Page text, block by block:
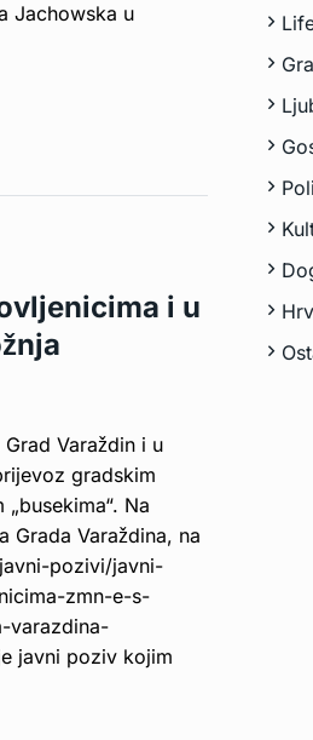
Jachowska u
i u
Varaždin i u
gradskim
Na
Grada Varaždina, na
pozivi/javni-
zmn-e-s-
varazdina-
javni poziv kojim